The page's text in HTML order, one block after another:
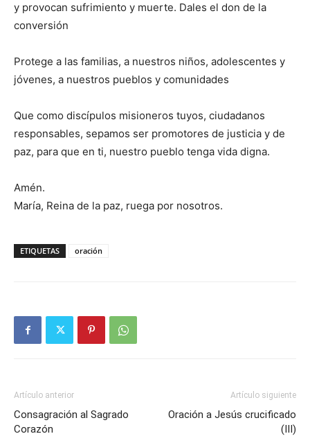
y provocan sufrimiento y muerte. Dales el don de la
conversión
Protege a las familias, a nuestros niños, adolescentes y
jóvenes, a nuestros pueblos y comunidades
Que como discípulos misioneros tuyos, ciudadanos
responsables, sepamos ser promotores de justicia y de
paz, para que en ti, nuestro pueblo tenga vida digna.
Amén.
María, Reina de la paz, ruega por nosotros.
ETIQUETAS oración
Artículo anterior
Consagración al Sagrado
Corazón
Artículo siguiente
Oración a Jesús crucificado
(III)